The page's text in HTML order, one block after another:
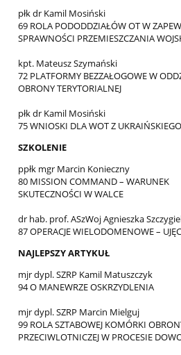
płk dr Kamil Mosiński
69 ROLA PODODDZIAŁÓW OT W
SPRAWNOŚCI PRZEMIESZCZANIA
kpt. Mateusz Szymański
72 PLATFORMY BEZZAŁOGOWE W
OBRONY TERYTORIALNEJ
płk dr Kamil Mosiński
75 WNIOSKI DLA WOT Z
SZKOLENIE
ppłk mgr Marcin Konieczny
80 MISSION COMMAND – WARUNEK
SKUTECZNOŚCI W WALCE
dr hab. prof. ASzWoj Agnieszka
87 OPERACJE WIELODOMENOWE –
NAJLEPSZY ARTYKUŁ
mjr dypl. SZRP Kamil Matuszczyk
94 O MANEWRZE OSKRZYDLENIA
mjr dypl. SZRP Marcin Mielguj
99 ROLA SZTABOWEJ KOMÓRKI
PRZECIWLOTNICZEJ W PROCESIE